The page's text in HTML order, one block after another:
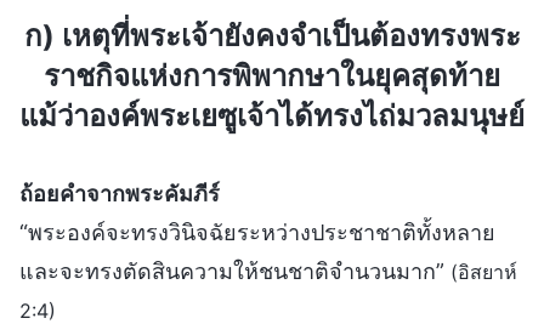
ก) เหตุที่พระเจ้ายังคงจำเป็นต้องทรงพระ
ราชกิจแห่งการพิพากษาในยุคสุดท้าย
แม้ว่าองค์พระเยซูเจ้าได้ทรงไถ่มวลมนุษย์
ถ้อยคำจากพระคัมภีร์
“พระองค์จะทรงวินิจฉัยระหว่างประชาชาติทั้งหลาย
และจะทรงตัดสินความให้ชนชาติจำนวนมาก” (อิสยาห์
2:4)